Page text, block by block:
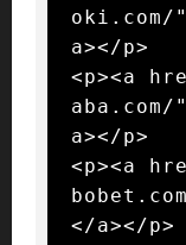
oki.com/
a></p>
<p><a
a></p>
<p><a
</a></p>